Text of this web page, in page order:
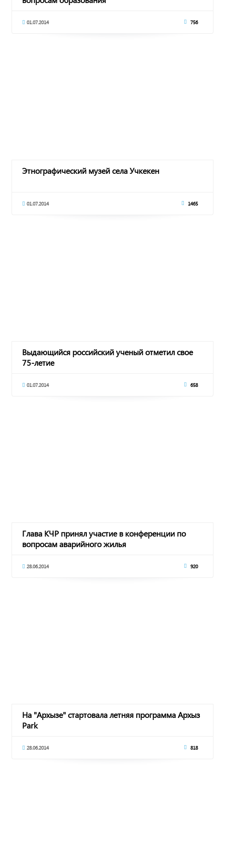
01.07.2014 756
Этнографический музей села Учкекен
01.07.2014 1465
Выдающийся российский ученый отметил свое
75-летие
01.07.2014 658
Глава КЧР принял участие в конференции по
вопросам аварийного жилья
28.06.2014 920
На "Архызе" стартовала летняя программа Архыз
Park
28.06.2014 818